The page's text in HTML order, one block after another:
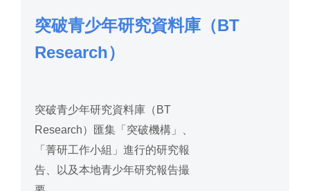
突破青少年研究資料庫（BT
Research）
突破青少年研究資料庫（BT
Research）匯集「突破機構」、
「菁研工作小組」進行的研究報
告、以及本地青少年研究報告撮